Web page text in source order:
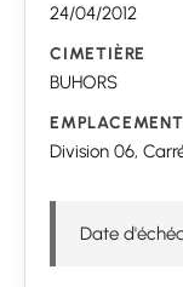
24/04/2012
CIMETIÈRE
BUHORS
EMPLACEMENT
Division 06,
Date